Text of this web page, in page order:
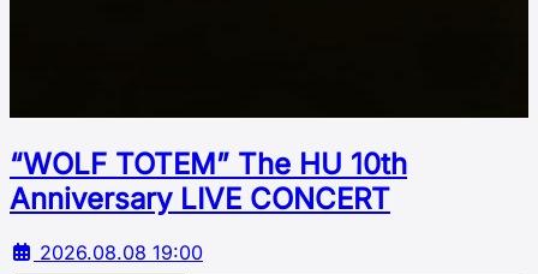
“WOLF TOTEM” The HU 10th
Аnniversary LIVE CONCERT
2026.08.08 19:00